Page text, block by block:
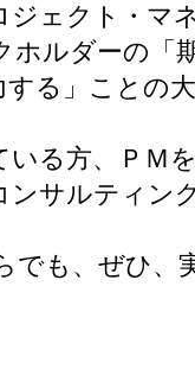
ジェクト・マ
ホルダーの「
る」ことの
る方、ＰＭ
サルティン
でも、ぜひ、